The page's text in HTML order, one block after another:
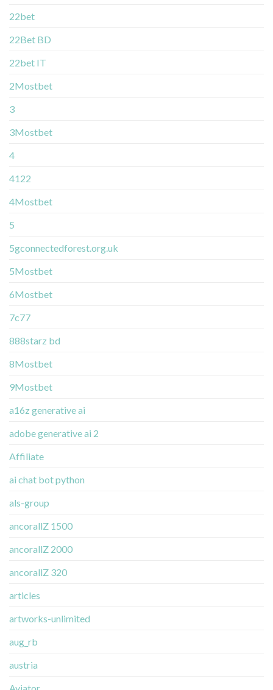
22bet
22Bet BD
22bet IT
2Mostbet
3
3Mostbet
4
4122
4Mostbet
5
5gconnectedforest.org.uk
5Mostbet
6Mostbet
7c77
888starz bd
8Mostbet
9Mostbet
a16z generative ai
adobe generative ai 2
Affiliate
ai chat bot python
als-group
ancorallZ 1500
ancorallZ 2000
ancorallZ 320
articles
artworks-unlimited
aug_rb
austria
Aviator